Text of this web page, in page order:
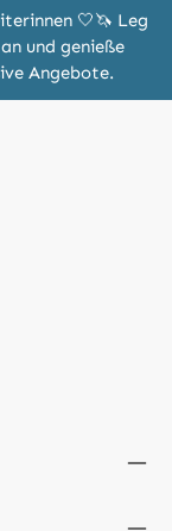
🤍🦄 Leg
und genieße
Angebote.